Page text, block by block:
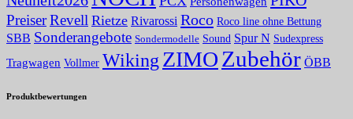
PreiserRevell Rietze Rivarossi Roco Roco line ohne Bettung
SBB Sonderangebote Sondermodelle Sound Spur N Sudexpress
Tragwagen Vollmer Wiking ZIMOZubehör ÖBB
Produktbewertungen